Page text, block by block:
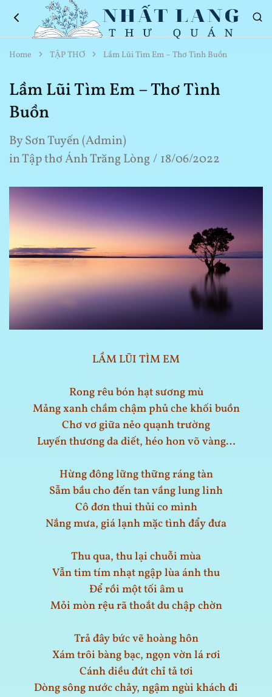
Nhất
Lang
Quán
Thơ
Hay
Cuộc
Sống
Home TẬP THƠ Lầm Lũi Tìm Em – Thơ Tình Buồn
Lầm Lũi Tìm Em – Thơ Tình
Buồn
BySơn Tuyến (Admin)
inTập thơ Ánh Trăng Lòng 18/06/2022
LẦM LŨI TÌM EM
Rong rêu bón hạt sương mù
Mảng xanh chầm chậm phủ che khối buồn
Chơ vơ giữa nẻo quạnh trường
Luyến thương da diết, héo hon võ vàng…
Hừng đông lững thững ráng tàn
Sẫm bầu cho đến tan vầng lung linh
Cô đơn thui thủi co mình
Nắng mưa, giá lạnh mặc tình đẩy đưa
Thu qua, thu lại chuỗi mùa
Vẫn tim tím nhạt ngập lùa ánh thu
Để rồi một tối âm u
Mỏi mòn rệu rã thoắt du chập chờn
Trả đây bức vẽ hoàng hôn
Xám trôi bàng bạc, ngọn vờn lá rơi
Cánh diều đứt chỉ tả tơi
Dòng sông nước chảy, ngậm ngùi khách đi